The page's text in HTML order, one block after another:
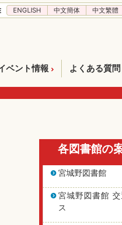
ENGLISH 中文簡体 中文繁體
ベント情報 よくある質
各図書館の
宮城野図書館
宮城野図書館
ス